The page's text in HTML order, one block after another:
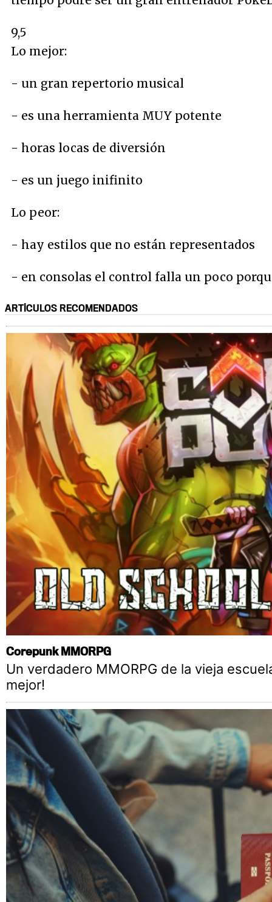
9,5
Lo mejor:
- un gran repertorio musical
- es una herramienta MUY potente
- horas locas de diversión
- es un juego inifinito
Lo peor:
- hay estilos que no están representados
- en consolas el control falla un poco
ARTÍCULOS RECOMENDADOS
Corepunk MMORPG
Un verdadero MMORPG de la vieja
mejor!